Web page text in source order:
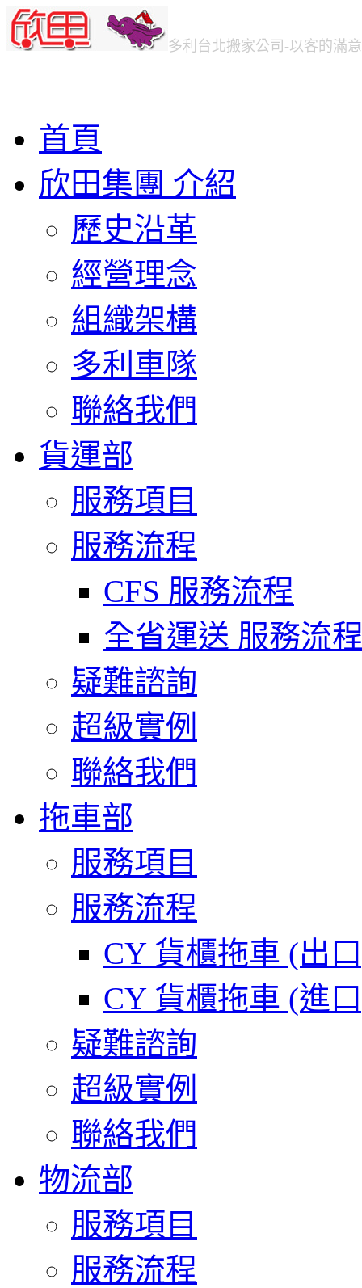
多利台北搬家公司 -以客的滿
首頁
欣田集團 介紹
歷史沿革
經營理念
組織架構
多利車隊
聯絡我們
貨運部
服務項目
服務流程
CFS 服務流程
全省運送 服務流
疑難諮詢
超級實例
聯絡我們
拖車部
服務項目
服務流程
CY 貨櫃拖車 (出
CY 貨櫃拖車 (進
疑難諮詢
超級實例
聯絡我們
物流部
服務項目
服務流程